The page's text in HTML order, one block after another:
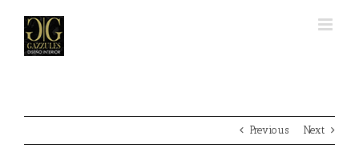
content
Previous Next